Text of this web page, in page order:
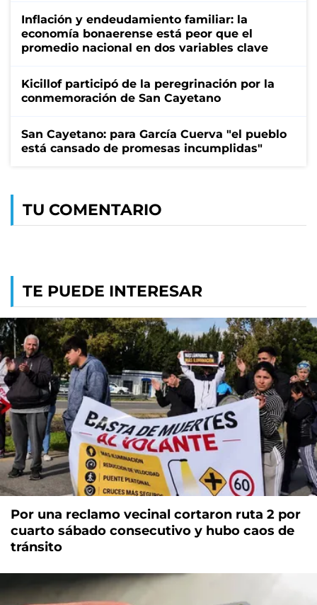
Inflación y endeudamiento familiar: la
economía bonaerense está peor que el
promedio nacional en dos variables clave
Kicillof participó de la peregrinación por la
conmemoración de San Cayetano
San Cayetano: para García Cuerva "el pueblo
está cansado de promesas incumplidas"
TU COMENTARIO
TE PUEDE INTERESAR
Por una reclamo vecinal cortaron ruta 2 por
cuarto sábado consecutivo y hubo caos de
tránsito